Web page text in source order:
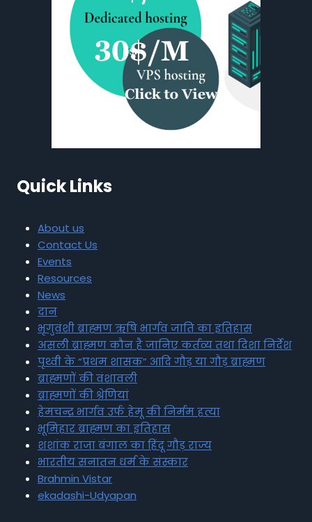
Quick Links
About us
Contact Us
Events
Resources
News
दान
भृगुवंशी ब्राह्मण ऋषि भार्गव जाति का इतिहास
असली ब्राह्मण कौन है जानिए कर्तव्य तथा दिशा निर्देश
पृथ्वी के “प्रथम शासक” आदि गौड़ या गौड़ ब्राह्मण
ब्राह्मणों की वंशावली
ब्राह्मणों की श्रेणियां
हेमचन्द्र भार्गव उर्फ हेमू की निर्मम हत्या
भूमिहार ब्राह्मण का इतिहास
शशांक राजा बंगाल का हिंदू गौड़ राज्य
भारतीय सनातन धर्म के संस्कार
Brahmin Vistar
ekadashi-Udyapan